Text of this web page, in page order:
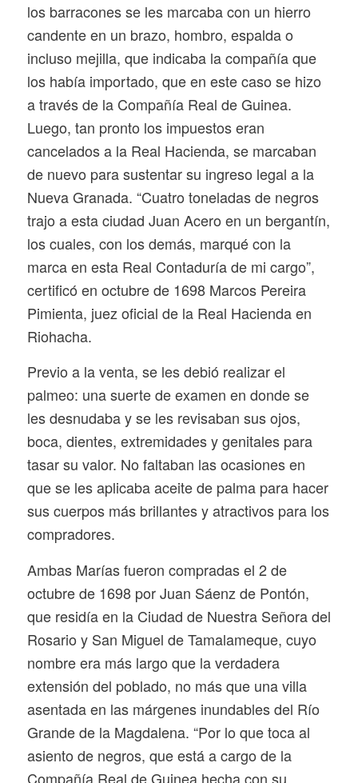
los barracones se les marcaba con un hierro
candente en un brazo, hombro, espalda o
incluso mejilla, que indicaba la compañía que
los había importado, que en este caso se hizo
a través de la Compañía Real de Guinea.
Luego, tan pronto los impuestos eran
cancelados a la Real Hacienda, se marcaban
de nuevo para sustentar su ingreso legal a la
Nueva Granada. “Cuatro toneladas de negros
trajo a esta ciudad Juan Acero en un bergantín,
los cuales, con los demás, marqué con la
marca en esta Real Contaduría de mi cargo”,
certificó en octubre de 1698 Marcos Pereira
Pimienta, juez oficial de la Real Hacienda en
Riohacha.
Previo a la venta, se les debió realizar el
palmeo: una suerte de examen en donde se
les desnudaba y se les revisaban sus ojos,
boca, dientes, extremidades y genitales para
tasar su valor. No faltaban las ocasiones en
que se les aplicaba aceite de palma para hacer
sus cuerpos más brillantes y atractivos para los
compradores.
Ambas Marías fueron compradas el 2 de
octubre de 1698 por Juan Sáenz de Pontón,
que residía en la Ciudad de Nuestra Señora del
Rosario y San Miguel de Tamalameque, cuyo
nombre era más largo que la verdadera
extensión del poblado, no más que una villa
asentada en las márgenes inundables del Río
Grande de la Magdalena. “Por lo que toca al
asiento de negros, que está a cargo de la
Compañía Real de Guinea hecha con su